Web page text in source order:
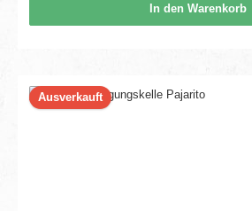
In den Warenkorb
Ausverkauft